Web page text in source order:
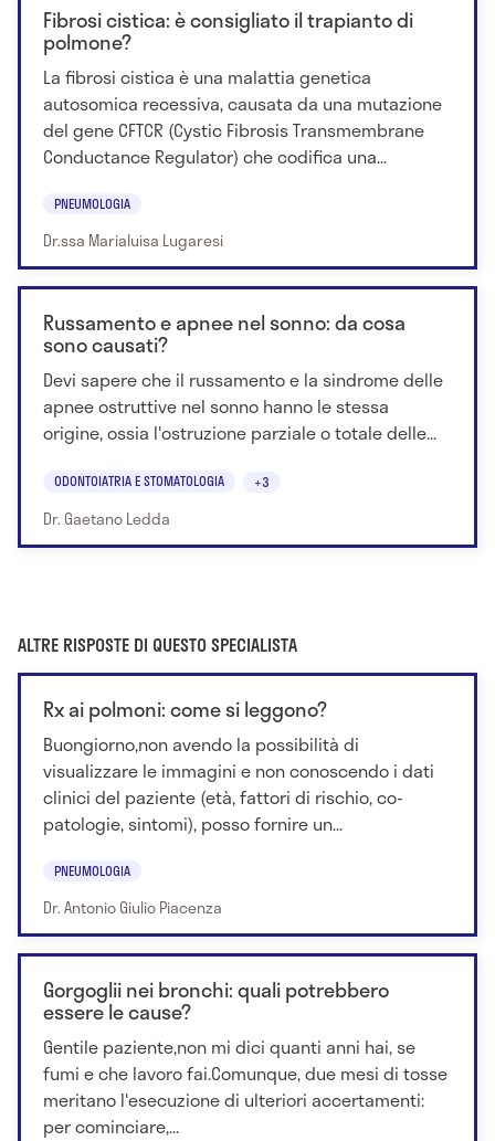
Fibrosi cistica: è consigliato il trapianto di
polmone?
La fibrosi cistica è una malattia genetica
autosomica recessiva, causata da una mutazione
del gene CFTCR (Cystic Fibrosis Transmembrane
Conductance Regulator) che codifica una...
PNEUMOLOGIA
Dr.ssa Marialuisa Lugaresi
Russamento e apnee nel sonno: da cosa
sono causati?
Devi sapere che il russamento e la sindrome delle
apnee ostruttive nel sonno hanno le stessa
origine, ossia l'ostruzione parziale o totale delle...
ODONTOIATRIA E STOMATOLOGIA +3
Dr. Gaetano Ledda
ALTRE RISPOSTE DI QUESTO SPECIALISTA
Rx ai polmoni: come si leggono?
Buongiorno,non avendo la possibilità di
visualizzare le immagini e non conoscendo i dati
clinici del paziente (età, fattori di rischio, co-
patologie, sintomi), posso fornire un...
PNEUMOLOGIA
Dr. Antonio Giulio Piacenza
Gorgoglii nei bronchi: quali potrebbero
essere le cause?
Gentile paziente,non mi dici quanti anni hai, se
fumi e che lavoro fai.Comunque, due mesi di tosse
meritano l'esecuzione di ulteriori accertamenti:
per cominciare,...